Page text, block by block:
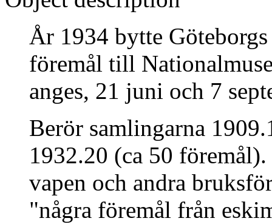
År 1934 bytte
föremål till
anges, 21 juni och 7
Berör samlingarna
1932.20 (ca 50
vapen och andra
"några föremål från